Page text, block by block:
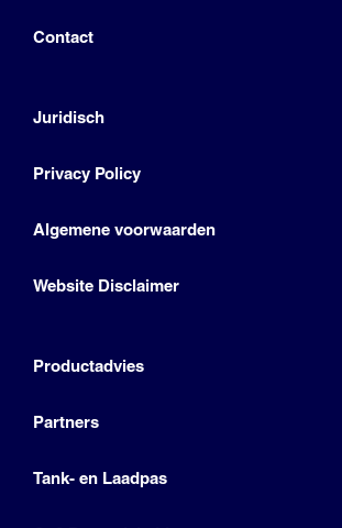
Contact
Juridisch
Privacy Policy
Algemene voorwaarden
Website Disclaimer
Productadvies
Partners
Tank- en Laadpas